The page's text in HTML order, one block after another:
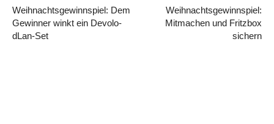
Weihnachtsgewinnspiel: Dem
Gewinner winkt ein Devolo-
dLan-Set
Weihnachtsgewinnspiel:
Mitmachen und Fritzbox
sichern